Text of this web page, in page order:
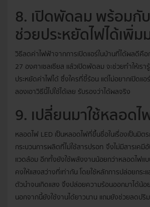
8. เปิดพัดลม พร้อมกั
ช่วยประหยัดไฟได้เพิ่ม
วิธีลดค่าไฟฟ้าจากการเปิดแอร์ในบ้านที่ได้ผลดีคื
27 องศาเซลเซียส แล้วเปิดพัดลม จะช่วยทำให้เร
ประหยัดค่าไฟได้ ซึ่งใครที่ขี้ร้อน แต่ไม่อยากเปิดแอ
ลองเอาวิธีนี้ไปใช้ได้เลย รับรองว่าได้ผลจริง
9. เปลี่ยนมาใช้หลอดไ
หลอดไฟ LED เป็นหลอดไฟที่ขึ้นชื่อในเรื่องเป็นมิ
กระบวนการผลิตที่ไม่ใช้สารปรอท จึงไม่มีสารเค
แวดล้อม อีกทั้งยังใช้พลังงานน้อยกว่าหลอดไฟแ
คงให้แสงสว่างที่เท่ากัน โดยใช้หลักการปล่อยกระ
ตัวนำจนเกิดแสง จึงปล่อยความร้อนออกมาได้น้อ
นอกจากนี้ยังใช้งานได้ยาวนาน แถมยังช่วยลดป